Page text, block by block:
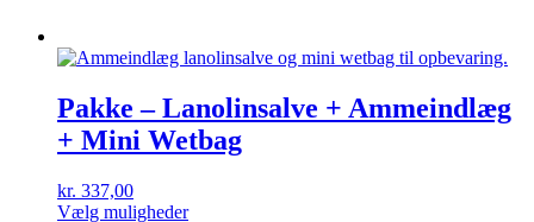
Pakke – Lanolinsalve + Ammeindlæg
+ Mini Wetbag
kr. 337,00
Vælg mulighederDette